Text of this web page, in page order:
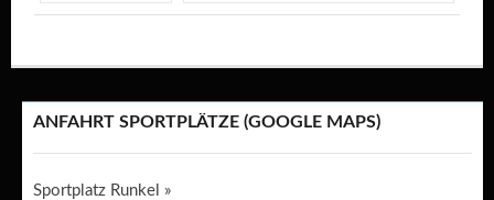
ANFAHRT SPORTPLÄTZE (GOOGLE MAPS)
Sportplatz Runkel »